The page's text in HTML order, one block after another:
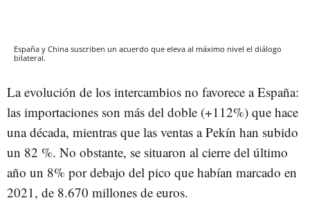
España y China suscriben un acuerdo que eleva al máximo nivel el diálogo
bilateral.
La evolución de los intercambios no favorece a España:
las importaciones son más del doble (+112%) que hace
una década, mientras que las ventas a Pekín han subido
un 82 %. No obstante, se situaron al cierre del último
año un 8% por debajo del pico que habían marcado en
2021, de 8.670 millones de euros.